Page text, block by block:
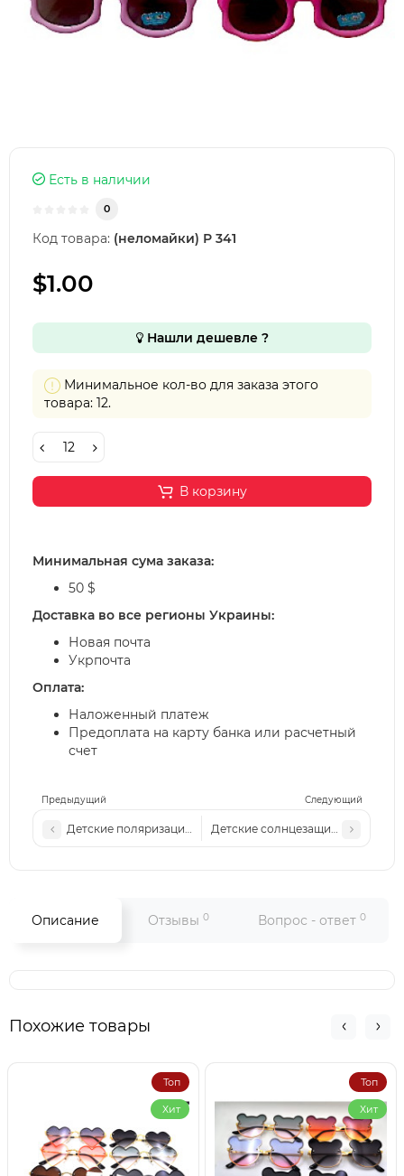
Предыдущий Следующий
Детские поляризационные солнцезащитные очки
Детские солнцезащитные очки
Есть в наличии
0
Код товара: (неломайки) Р 341
$1.00
Нашли дешевле ?
Минимальное кол-во для заказа этого
товара: 12.
В корзину
Минимальная сума заказа:
50 $
Доставка во все регионы Украины:
Новая почта
Укрпочта
Оплата:
Наложенный платеж
Предоплата на карту банка или расчетный
счет
Описание Отзывы 0 Вопрос - ответ 0
Похожие товары
Топ
Хит
Топ
Хит